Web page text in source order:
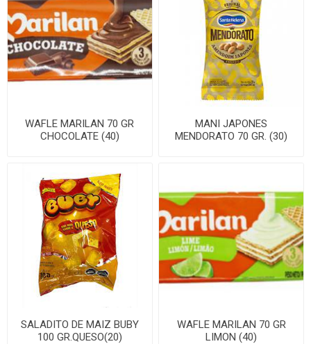
WAFLE MARILAN 70 GR
CHOCOLATE (40)
MANI JAPONES
MENDORATO 70 GR. (30)
SALADITO DE MAIZ BUBY
100 GR.QUESO(20)
WAFLE MARILAN 70 GR
LIMON (40)